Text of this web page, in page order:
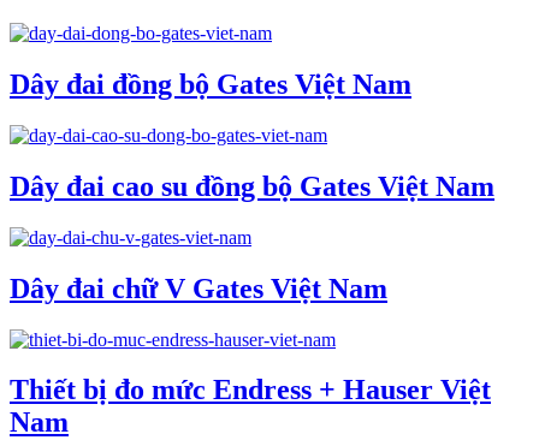
Dây đai đồng bộ Gates Việt Nam
Dây đai cao su đồng bộ Gates Việt Nam
Dây đai chữ V Gates Việt Nam
Thiết bị đo mức Endress + Hauser Việt
Nam